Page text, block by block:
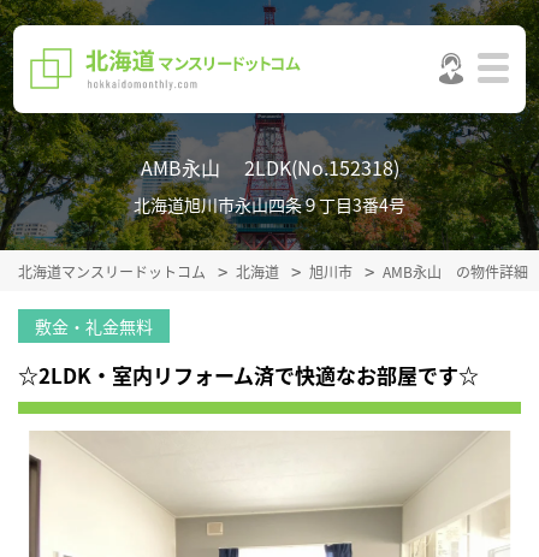
AMB永山 2LDK(No.152318)
北海道旭川市永山四条９丁目3番4号
北海道マンスリードットコム 北海道 旭川市 AMB永山 の物件詳細
敷金・礼金無料
☆2LDK・室内リフォーム済で快適なお部屋です☆